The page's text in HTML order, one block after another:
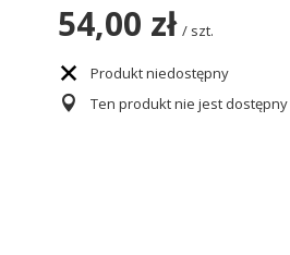
54,00 zł / szt.
Produkt niedostępny
Ten produkt nie jest